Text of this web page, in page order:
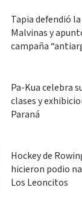
Tapia defendió
Malvinas y
campaña
Pa-Kua celebra
clases y
Paraná
Hockey de
hicieron podio
Los Leoncitos